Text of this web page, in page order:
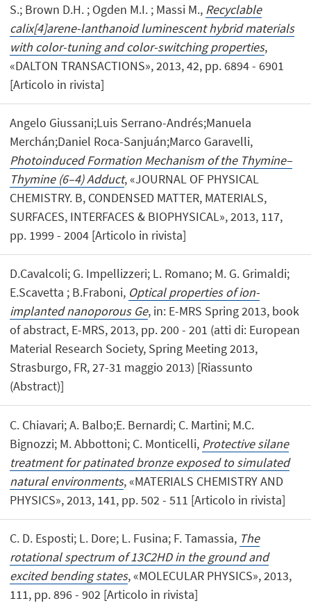
S.; Brown D.H. ; Ogden M.I. ; Massi M., Recyclable
calix[4]arene-lanthanoid luminescent hybrid materials
with color-tuning and color-switching properties,
«DALTON TRANSACTIONS», 2013, 42, pp. 6894 - 6901
[Articolo in rivista]
Angelo Giussani;Luis Serrano-Andrés;Manuela
Merchán;Daniel Roca-Sanjuán;Marco Garavelli,
Photoinduced Formation Mechanism of the Thymine–
Thymine (6–4) Adduct, «JOURNAL OF PHYSICAL
CHEMISTRY. B, CONDENSED MATTER, MATERIALS,
SURFACES, INTERFACES & BIOPHYSICAL», 2013, 117,
pp. 1999 - 2004 [Articolo in rivista]
D.Cavalcoli; G. Impellizzeri; L. Romano; M. G. Grimaldi;
E.Scavetta ; B.Fraboni, Optical properties of ion-
implanted nanoporous Ge, in: E-MRS Spring 2013, book
of abstract, E-MRS, 2013, pp. 200 - 201 (atti di: European
Material Research Society, Spring Meeting 2013,
Strasburgo, FR, 27-31 maggio 2013) [Riassunto
(Abstract)]
C. Chiavari; A. Balbo;E. Bernardi; C. Martini; M.C.
Bignozzi; M. Abbottoni; C. Monticelli, Protective silane
treatment for patinated bronze exposed to simulated
natural environments, «MATERIALS CHEMISTRY AND
PHYSICS», 2013, 141, pp. 502 - 511 [Articolo in rivista]
C. D. Esposti; L. Dore; L. Fusina; F. Tamassia, The
rotational spectrum of 13C2HD in the ground and
excited bending states, «MOLECULAR PHYSICS», 2013,
111, pp. 896 - 902 [Articolo in rivista]